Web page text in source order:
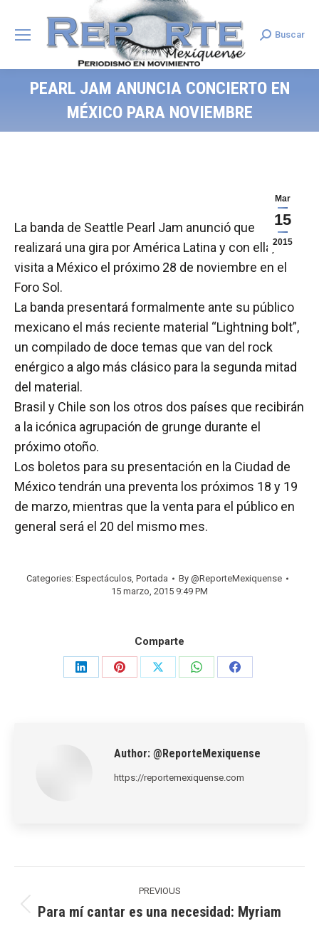
Search:
Buscar
PEARL JAM ANUNCIA CONCIERTO EN
MÉXICO PARA NOVIEMBRE
Mar
15
2015
La banda de Seattle Pearl Jam anunció que
realizará una gira por América Latina y con ella, una
visita a México el próximo 28 de noviembre en el
Foro Sol.
La banda presentará formalmente ante su público
mexicano el más reciente material “Lightning bolt”,
un compilado de doce temas que van del rock
enérgico a algo más clásico para la segunda mitad
del material.
Brasil y Chile son los otros dos países que recibirán
a la icónica agrupación de grunge durante el
próximo otoño.
Los boletos para su presentación en la Ciudad de
México tendrán una preventa los próximos 18 y 19
de marzo, mientras que la venta para el público en
general será el 20 del mismo mes.
Categories: Espectáculos, Portada By @ReporteMexiquense
15 marzo, 2015 9:49 PM
Comparte
Share
Share
Share
Share
Share
Author: @ReporteMexiquense
https://reportemexiquense.com
navigation
PREVIOUS
Previous
Para mí cantar es una necesidad: Myriam